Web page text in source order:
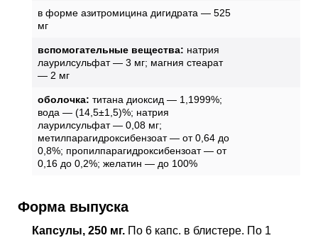
в форме азитромицина дигидрата — 525
мг
вспомогательные вещества: натрия
лаурилсульфат — 3 мг; магния стеарат
— 2 мг
оболочка: титана диоксид — 1,1999%;
вода — (14,5±1,5)%; натрия
лаурилсульфат — 0,08 мг;
метилпарагидроксибензоат — от 0,64 до
0,8%; пропилпарагидроксибензоат — от
0,16 до 0,2%; желатин — до 100%
Форма выпуска
Капсулы, 250 мг. По 6 капс. в блистере. По 1